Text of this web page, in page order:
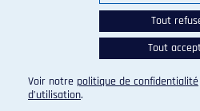
© 2026 Carabins de
réservés.
Paramètres
Tout
Tout
Voir notre politique de confidentialité
d’utilisation.